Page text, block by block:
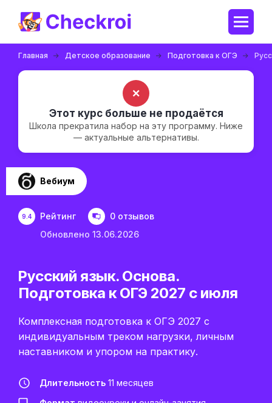
Главная Детское образование Подготовка к ОГЭ
✗
Этот курс больше не продаётся
Школа прекратила набор на эту программу. Ниже
— актуальные альтернативы.
Вебиум
9.4 Рейтинг
0 отзывов
Обновлено 13.06.2026
Русский язык. Основа.
Подготовка к ОГЭ 2027 с июля
Комплексная подготовка к ОГЭ 2027 с
индивидуальным треком нагрузки, личным
наставником и упором на практику.
Длительность 11 месяцев